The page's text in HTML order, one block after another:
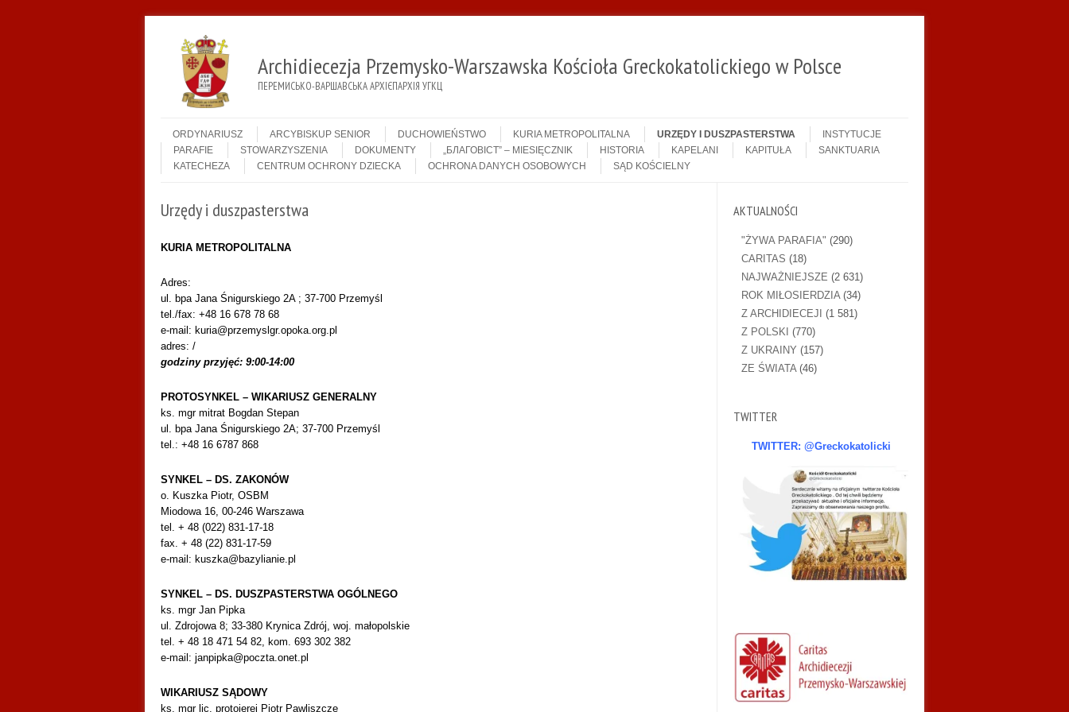
Archidiecezja Przemysko-Warszawska Kościoła Greckokatolickiego w Polsce
ПЕРЕМИСЬКО-ВАРШАВСЬКА АРХІЄПАРХІЯ УГКЦ
Menu
ORDYNARIUSZ
ARCYBISKUP SENIOR DUCHOWIEŃSTWO KURIA METROPOLITALNA URZĘDY I DUSZPASTERSTWA
INSTYTUCJE
PARAFIE
STOWARZYSZENIA DOKUMENTY „БЛАГОВІСТ” – MIESIĘCZNIK HISTORIA KAPELANI KAPITUŁA
SANKTUARIA
KATECHEZA
CENTRUM OCHRONY DZIECKA OCHRONA DANYCH OSOBOWYCH SĄD KOŚCIELNY
Urzędy i duszpasterstwa
KURIA METROPOLITALNA
Adres:
ul. bpa Jana Śnigurskiego 2A ; 37-700 Przemyśl
tel./fax: +48 16 678 78 68
e-mail: kuria@przemyslgr.opoka.org.pl
adres: /
godziny przyjęć: 9:00-14:00
PROTOSYNKEL – WIKARIUSZ GENERALNY
ks. mgr mitrat Bogdan Stepan
ul. bpa Jana Śnigurskiego 2A; 37-700 Przemyśl
tel.: +48 16 6787 868
SYNKEL – DS. ZAKONÓW
o. Kuszka Piotr, OSBM
Miodowa 16, 00-246 Warszawa
tel. + 48 (022) 831-17-18
fax. + 48 (22) 831-17-59
e-mail: kuszka@bazylianie.pl
SYNKEL – DS. DUSZPASTERSTWA OGÓLNEGO
ks. mgr Jan Pipka
ul. Zdrojowa 8; 33-380 Krynica Zdrój, woj. małopolskie
tel. + 48 18 471 54 82, kom. 693 302 382
e-mail: janpipka@poczta.onet.pl
WIKARIUSZ SĄDOWY
ks. mgr lic. protojerej Piotr Pawliszcze
AKTUALNOŚCI
"ŻYWA PARAFIA" (290)
CARITAS (18)
NAJWAŻNIEJSZE (2 631)
ROK MIŁOSIERDZIA(34)
Z ARCHIDIECEJI (1 581)
Z POLSKI (770)
Z UKRAINY (157)
ZE ŚWIATA(46)
TWITTER
TWITTER: @Greckokatolicki